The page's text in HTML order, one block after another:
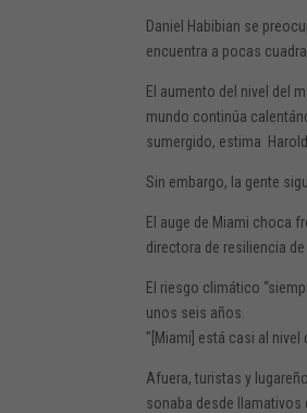
Daniel Habibian se
encuentra a pocas
El aumento del nivel del
mundo continúa
sumergido, estima
Sin embargo, la gente
El auge de Miami choca
directora de resiliencia de
El riesgo climático
unos seis años.
″[Miami] está casi al nivel
Afuera, turistas y
sonaba desde llamativos